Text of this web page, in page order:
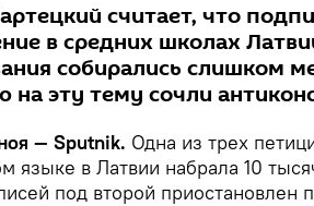
считает, что
в средних школах
собирались слишком
на эту тему сочли
— Sputnik. Одна из трех
языке в Латвии набрала 10
под второй приостановлен